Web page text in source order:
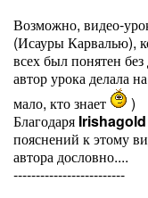
Возможно, видео-
(Исауры Карвалью),
всех был понятен
автор урока делала
мало, кто знает
)
Благодаря Irishagold
пояснений к этому
автора дословно....
-------------------------